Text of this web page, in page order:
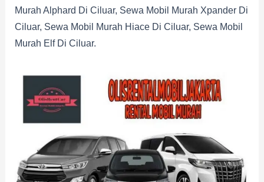
Murah Alphard Di Ciluar, Sewa Mobil Murah Xpander Di
Ciluar, Sewa Mobil Murah Hiace Di Ciluar, Sewa Mobil
Murah Elf Di Ciluar.